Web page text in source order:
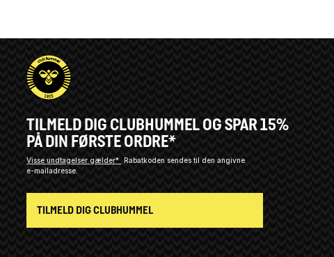
TILMELD DIG CLUBHUMMEL OG SPAR 15%
PÅ DIN FØRSTE ORDRE*
Visse undtagelser gælder*
Rabatkoden sendes til den angivne
e-mailadresse.
TILMELD DIG CLUBHUMMEL